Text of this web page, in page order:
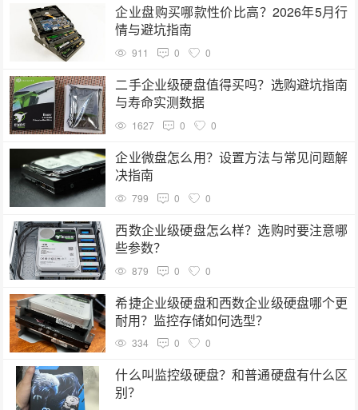
企业盘购买哪款性价比高？2026年5月行
情与避坑指南
911 0 0
二手企业级硬盘值得买吗？选购避坑指南
与寿命实测数据
1627 0 0
企业微盘怎么用？设置方法与常见问题解
决指南
799 0 0
西数企业级硬盘怎么样？选购时要注意哪
些参数？
879 0 0
希捷企业级硬盘和西数企业级硬盘哪个更
耐用？监控存储如何选型？
334 0 0
什么叫监控级硬盘？和普通硬盘有什么区
别？